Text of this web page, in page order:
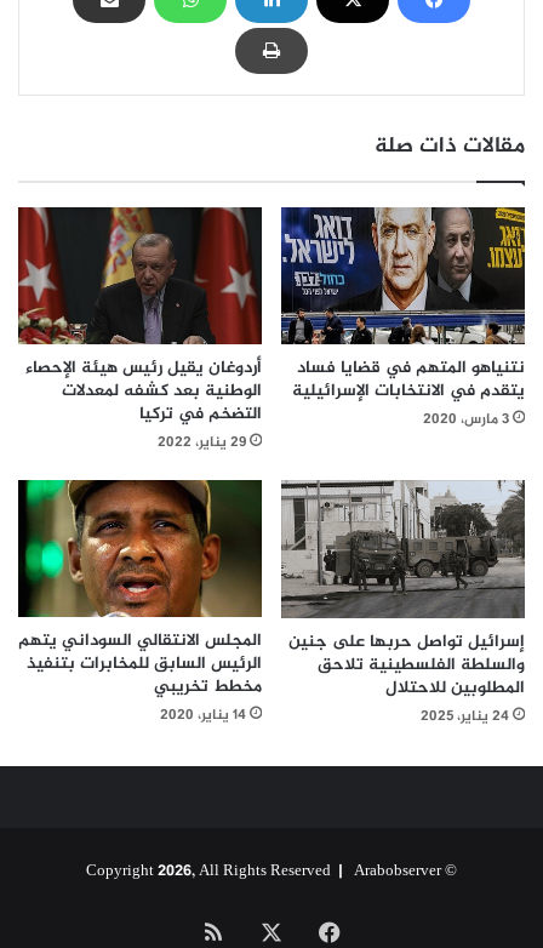
مقالات ذات صلة
نتنياهو المتهم في قضايا فساد
يتقدم في الانتخابات الإسرائيلية
3 مارس، 2020
أردوغان يقيل رئيس هيئة الإحصاء
الوطنية بعد كشفه لمعدلات
التضخم في تركيا
29 يناير، 2022
إسرائيل تواصل حربها على جنين
والسلطة الفلسطينية تلاحق
المطلوبين للاحتلال
24 يناير، 2025
المجلس الانتقالي السوداني يتهم
الرئيس السابق للمخابرات بتنفيذ
مخطط تخريبي
14 يناير، 2020
© Copyright 2026, All Rights Reserved |
Arabobserver
فيسبوك